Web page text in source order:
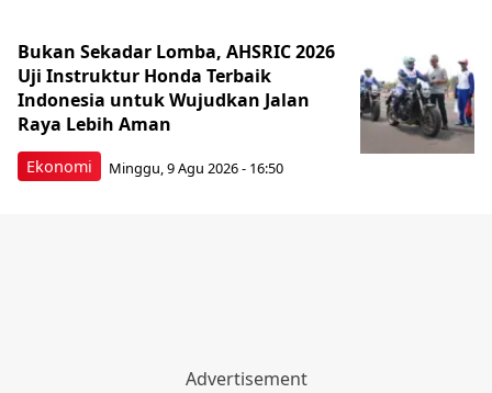
Ekonomi
Bukan Sekadar Lomba, AHSRIC 2026
Uji Instruktur Honda Terbaik
Indonesia untuk Wujudkan Jalan
Raya Lebih Aman
Minggu, 9 Agu 2026 - 16:50